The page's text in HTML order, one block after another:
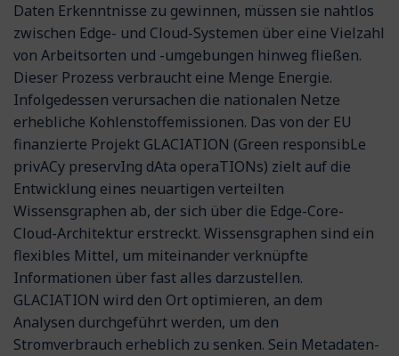
Daten Erkenntnisse zu gewinnen, müssen sie nahtlos
zwischen Edge- und Cloud-Systemen über eine Vielzahl
von Arbeitsorten und -umgebungen hinweg fließen.
Dieser Prozess verbraucht eine Menge Energie.
Infolgedessen verursachen die nationalen Netze
erhebliche Kohlenstoffemissionen. Das von der EU
finanzierte Projekt GLACIATION (Green responsibLe
privACy preservIng dAta operaTIONs) zielt auf die
Entwicklung eines neuartigen verteilten
Wissensgraphen ab, der sich über die Edge-Core-
Cloud-Architektur erstreckt. Wissensgraphen sind ein
flexibles Mittel, um miteinander verknüpfte
Informationen über fast alles darzustellen.
GLACIATION wird den Ort optimieren, an dem
Analysen durchgeführt werden, um den
Stromverbrauch erheblich zu senken. Sein Metadaten-